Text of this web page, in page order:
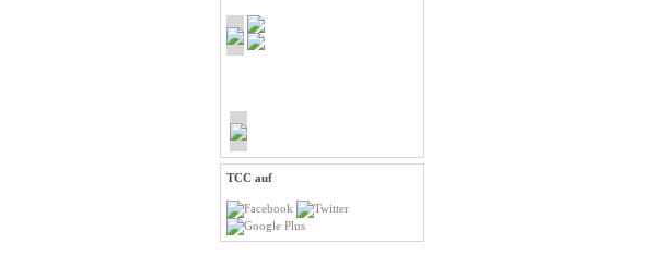
TCC auf